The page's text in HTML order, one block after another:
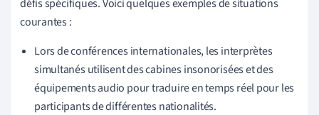
défis spécifiques. Voici quelques exemples de situations
courantes :
Lors de conférences internationales, les interprètes
simultanés utilisent des cabines insonorisées et des
équipements audio pour traduire en temps réel pour les
participants de différentes nationalités.